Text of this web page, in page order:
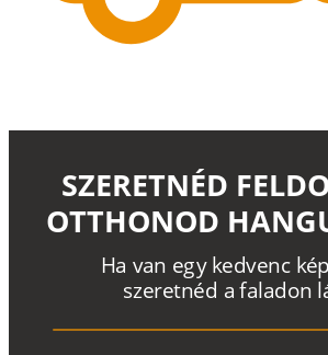
Ha van egy kedvenc kép
szeretnéd a faladon l
SZERETNÉD
OTTHONOD